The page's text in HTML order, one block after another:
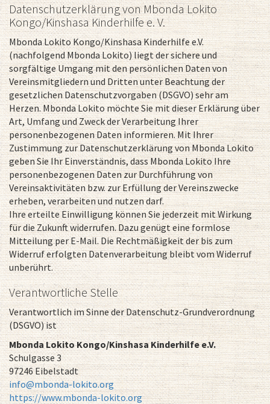
Datenschutzerklärung von Mbonda Lokito
Kongo/Kinshasa Kinderhilfe e. V.
Mbonda Lokito Kongo/Kinshasa Kinderhilfe e.V.
(nachfolgend Mbonda Lokito) liegt der sichere und
sorgfältige Umgang mit den persönlichen Daten von
Vereinsmitgliedern und Dritten unter Beachtung der
gesetzlichen Datenschutzvorgaben (DSGVO) sehr am
Herzen. Mbonda Lokito möchte Sie mit dieser Erklärung über
Art, Umfang und Zweck der Verarbeitung Ihrer
personenbezogenen Daten informieren. Mit Ihrer
Zustimmung zur Datenschutzerklärung von Mbonda Lokito
geben Sie Ihr Einverständnis, dass Mbonda Lokito Ihre
personenbezogenen Daten zur Durchführung von
Vereinsaktivitäten bzw. zur Erfüllung der Vereinszwecke
erheben, verarbeiten und nutzen darf.
Ihre erteilte Einwilligung können Sie jederzeit mit Wirkung
für die Zukunft widerrufen. Dazu genügt eine formlose
Mitteilung per E-Mail. Die Rechtmäßigkeit der bis zum
Widerruf erfolgten Datenverarbeitung bleibt vom Widerruf
unberührt.
Verantwortliche Stelle
Verantwortlich im Sinne der Datenschutz-Grundverordnung
(DSGVO) ist
Mbonda Lokito Kongo/Kinshasa Kinderhilfe e.V.
Schulgasse 3
97246 Eibelstadt
info@mbonda-lokito.org
https://www.mbonda-lokito.org